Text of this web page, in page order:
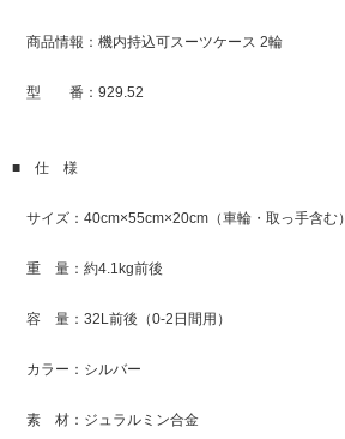
商品情報：機内持込可スーツケース 2輪
型 番：929.52
■ 仕 様
サイズ：40cm×55cm×20cm（車輪・取っ手含む）
重 量：約4.1kg前後
容 量：32L前後（0-2日間用）
カラー：シルバー
素 材：ジュラルミン合金